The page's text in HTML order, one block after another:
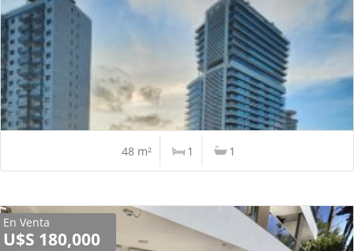
48 m² 1 1
En Venta
U$S 180,000